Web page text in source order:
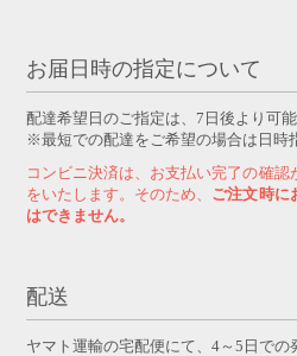
お届日時の指定について
配達希望日のご指定は、7日後より可能
※最短での配達をご希望の場合は日時
コンビニ決済は、お支払い完了の確認
をいたします。そのため、 ご注文時に
はできません。
配送
ヤマト運輸の宅配便にて、4～5日での